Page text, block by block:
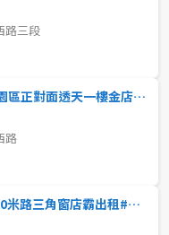
房
路三段
岡山醒村景觀文化園區正對面透天一樓金店面出租
路
岡山87期重劃區#20米路三角窗店霸出租#地坪190坪